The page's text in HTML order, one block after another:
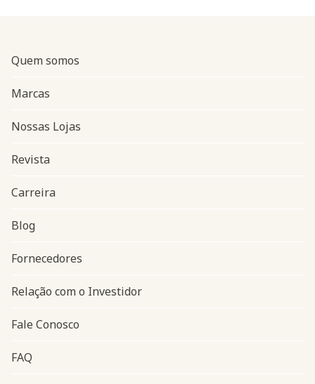
Navegação do rodapé
Quem somos
Marcas
Nossas Lojas
Revista
Carreira
Blog
Fornecedores
Relação com o Investidor
Fale Conosco
FAQ